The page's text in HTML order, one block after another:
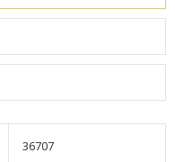
36707